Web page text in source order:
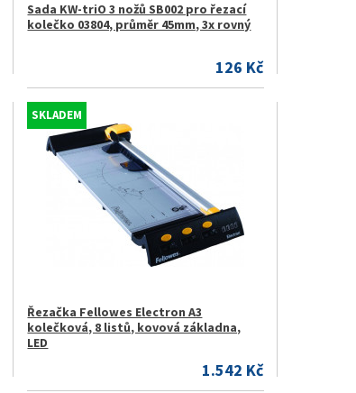
Sada KW-triO 3 nožů SB002 pro řezací
kolečko 03804, průměr 45mm, 3x rovný
126 Kč
SKLADEM
Řezačka Fellowes Electron A3
kolečková, 8 listů, kovová základna,
LED
1.542 Kč